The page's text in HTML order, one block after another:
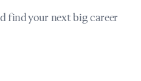
find your next big career